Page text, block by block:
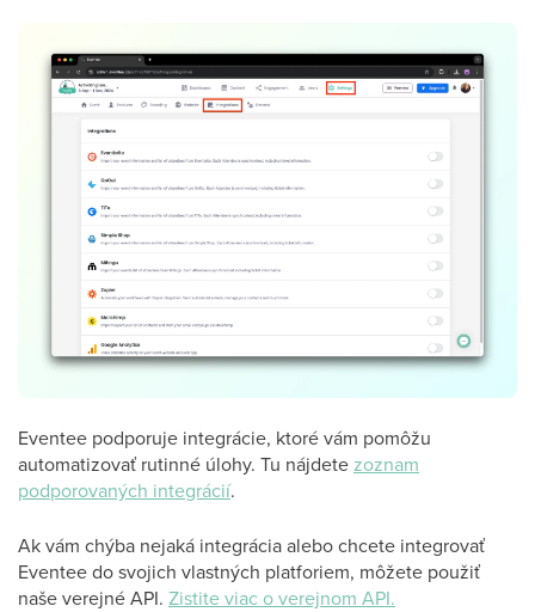
Eventee podporuje integrácie, ktoré vám pomôžu
automatizovať rutinné úlohy. Tu nájdete zoznam
podporovaných integrácií.
Ak vám chýba nejaká integrácia alebo chcete integrovať
Eventee do svojich vlastných platforiem, môžete použiť
naše verejné API. Zistite viac o verejnom API.